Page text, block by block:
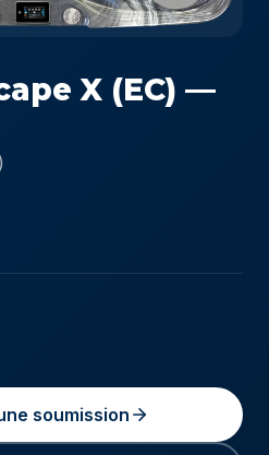
X (EC) —
soumission